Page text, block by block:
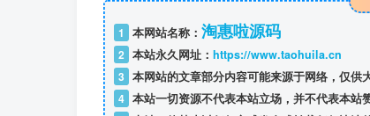
1 本网站名称： 淘惠啦源码
2 本站永久网址： https://www.taohuila.cn
3 本网站的文章部分内容可能来源于网络，仅供
4 本站一切资源不代表本站立场，并不代表本站